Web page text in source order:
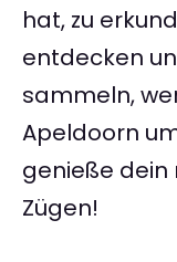
hat, zu
entdecken
sammeln,
Apeldoorn
genieße dein
Zügen!